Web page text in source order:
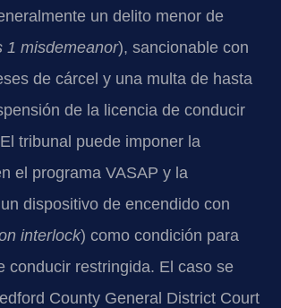
un delito menor de
1 misdemeanor), sancionable con
de cárcel y una multa de hasta
de la licencia de conducir
tribunal puede imponer la
el programa VASAP y la
dispositivo de encendido con
interlock) como condición para
conducir restringida. El caso se
County General District Court